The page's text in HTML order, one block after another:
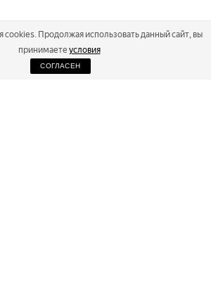
2026
cookies. Продолжая использовать данный сайт, вы
принимаете условия
СОГЛАСЕН